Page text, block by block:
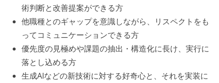
術判断と改善提案ができる方
他職種とのギャップを意識しながら、リスペクトをも
ってコミュニケーションできる方
優先度の見極めや課題の抽出・構造化に長け、実行に
落とし込める方
生成AIなどの新技術に対する好奇心と、それを実装に